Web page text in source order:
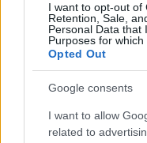
I want to opt-out of
Retention, Sale,
Personal Data that
Purposes for which
Opted Out
Google consents
I want to allow
related to
CALCIO
ROMA REAL
forte rischio
26 Novembre 2018 -